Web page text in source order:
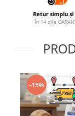
Retur simplu și
În 14 zile
-15%